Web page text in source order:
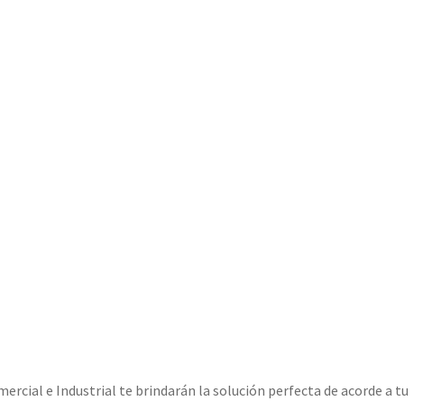
e Industrial te brindarán la solución perfecta de acorde a tu